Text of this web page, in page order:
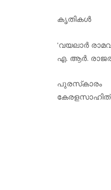
കൃതികള്‍
'വയലാര്‍
എ. ആര്‍.
പുരസ്‌കാരം